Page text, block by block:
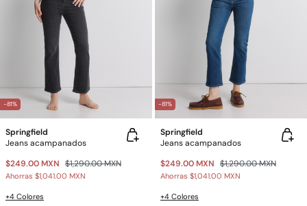
-81%
Springfield
Jeans acampanados
$249.00 MXN $1,290.00 MXN
Ahorras $1,041.00 MXN
+4 Colores
-81%
Springfield
Jeans acampanados
$249.00 MXN $1,290.00 MXN
Ahorras $1,041.00 MXN
+4 Colores